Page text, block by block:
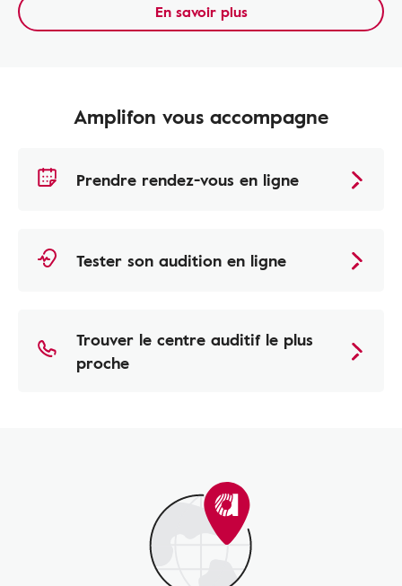
En savoir plus
Amplifon vous accompagne
Prendre rendez-vous en ligne
Tester son audition en ligne
Trouver le centre auditif le plus
proche